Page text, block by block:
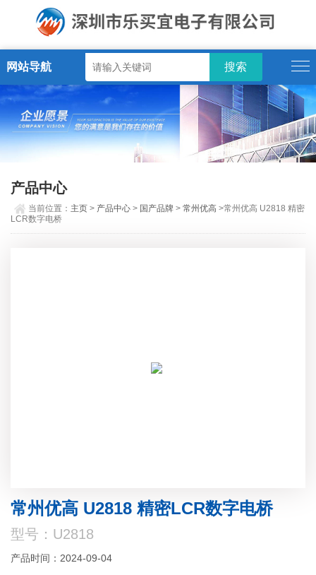
网站导航
产品中心
当前位置： 主页 > 产品中心 > 国产品牌 >常州优高 >常州优高 U2818 精密
LCR数字电桥
常州优高 U2818 精密LCR数字电桥
型号：U2818
产品时间：2024-09-04